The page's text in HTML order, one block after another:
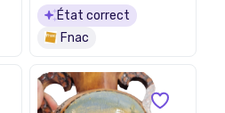
État correct
Fnac